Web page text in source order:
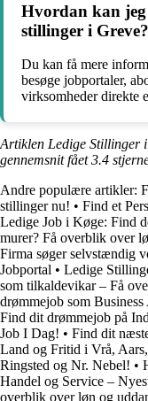
Hvordan kan
stillinger i Greve?
Du kan få mere
besøge jobportaler,
virksomheder direkte
Artiklen Ledige Stillinger
gennemsnit fået3.4
Andre populære artikler:
stillinger nu! • Find et
Ledige Job i Køge: Find
murer? Få overblik over
Firma søger selvstændig
Jobportal • Ledige
som tilkaldevikar – Få
drømmejob som
Find dit drømmejob på
Job I Dag! • Find dit
Land og Fritid i Vrå,
Ringsted og Nr. Nebel! •
Handel og Service –
overblik over løn og